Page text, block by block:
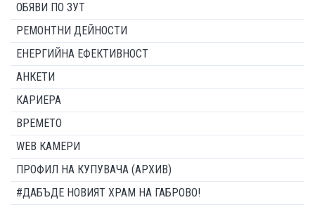
ОБЯВИ ПО ЗУТ
РЕМОНТНИ ДЕЙНОСТИ
ЕНЕРГИЙНА ЕФЕКТИВНОСТ
АНКЕТИ
КАРИЕРА
ВРЕМЕТО
WEB КАМЕРИ
ПРОФИЛ НА КУПУВАЧА (АРХИВ)
#ДАБЪДЕ НОВИЯТ ХРАМ НА ГАБРОВО!